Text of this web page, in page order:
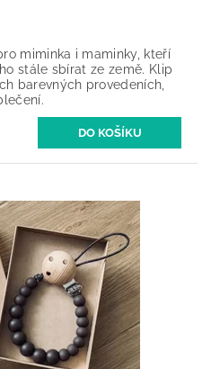
miminka i maminky, kteří
stále sbírat ze země. Klip
barevných provedeních,